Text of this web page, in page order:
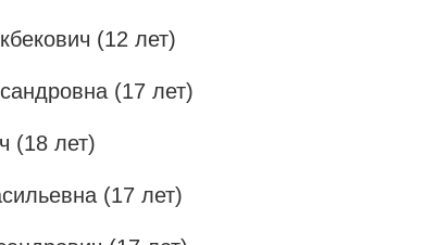
(12 лет)
(17 лет)
(18 лет)
(17 лет)